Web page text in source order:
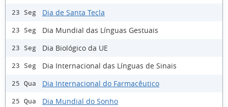
23 Seg Dia de Santa Tecla
23 Seg Dia Mundial das Línguas Gestuais
23 Seg Dia Biológico da UE
23 Seg Dia Internacional das Línguas de Sinais
25 Qua Dia Internacional do Farmacêutico
25 Qua Dia Mundial do Sonho